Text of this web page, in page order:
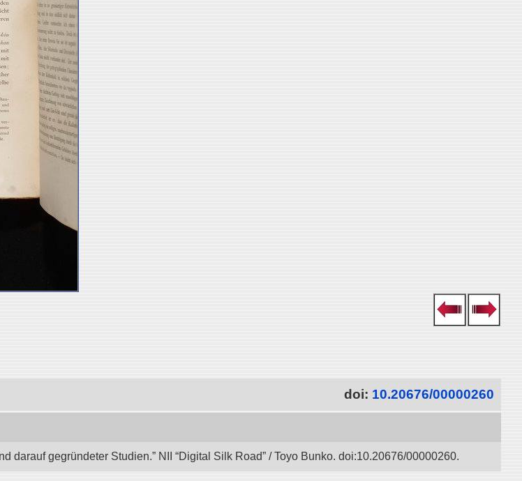
doi: 10.20676/00000260
gegründeter Studien.” NII “Digital Silk Road” / Toyo Bunko. doi:10.20676/00000260.